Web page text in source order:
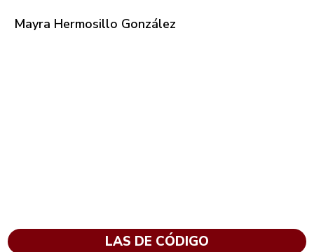
Mayra Hermosillo González
LAS DE CÓDIGO